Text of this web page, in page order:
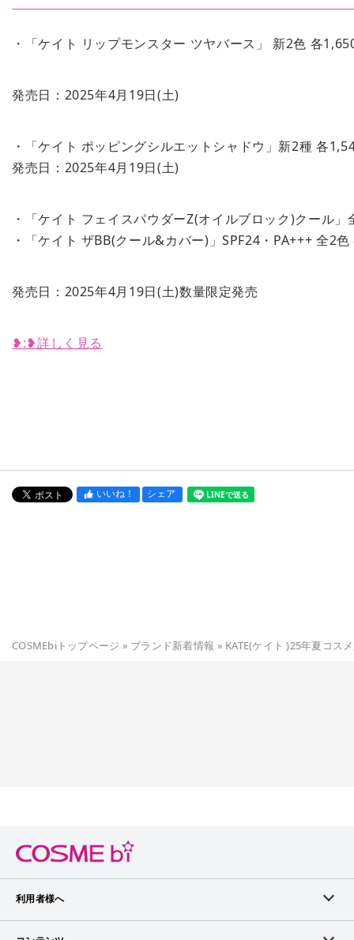
・「ケイト リップモンスター ツヤバース」 新2色 各
発売日：2025年4月19日(土)
・「ケイト ポッピングシルエットシャドウ」新2種 各
発売日：2025年4月19日(土)
・「ケイト フェイスパウダーZ(オイルブロック)クール
・「ケイト ザBB(クール&カバー)」SPF24・PA+++ 全2
発売日：2025年4月19日(土)数量限定発売
❥︎:❥︎詳しく見る
いいね！ シェア LINEで送る
COSMEbiトップページ » ブランド新着情報 » KATE(ケイト )25年夏コス
利用者様へ
メンバーログイン